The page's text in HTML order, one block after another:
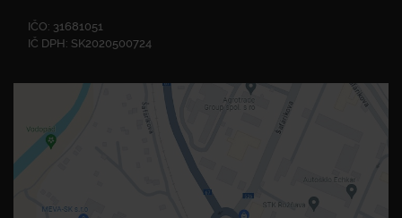
IČO: 31681051
IČ DPH: SK2020500724